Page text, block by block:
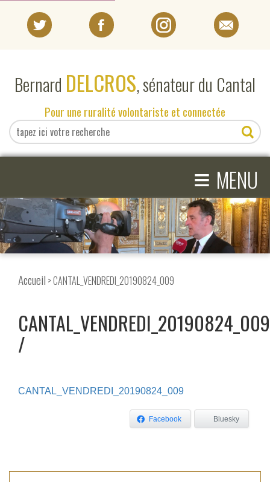
Bernard DELCROS, sénateur du Cantal
Pour une ruralité volontariste et connectée
≡ MENU
EN DIRECT DU SÉNAT
EN DIRECT DU CANTAL
COMPRENDRE LE SÉNAT
Accueil > CANTAL_VENDREDI_20190824_009
CANTAL_VENDREDI_20190824_009
CANTAL_VENDREDI_20190824_009
Facebook Bluesky